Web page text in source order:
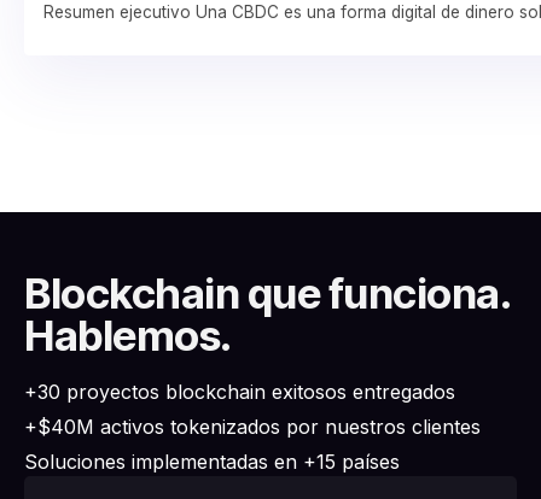
Resumen ejecutivo Una CBDC es una forma digital de dinero
Blockchain que funciona.
Hablemos.
+30 proyectos blockchain exitosos entregados
+$40M activos tokenizados por nuestros clientes
Soluciones implementadas en +15 países